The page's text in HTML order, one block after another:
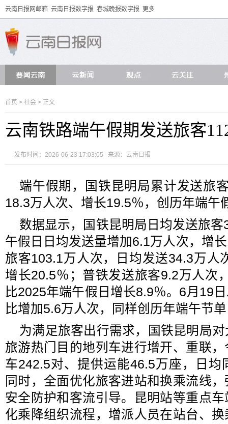
云南日报网邮箱 云南日报数字报 春城晚报数字报 更多
首页 > 社会 > 正文
云南铁路端午假期发送旅客
发布时间：2026-06-23 17:03:05 来源： 云南日报
端午假期，国铁昆明局累计发送旅
18.3万人次、增长19.5％，创历年端午
数据显示，国铁昆明局日均发送旅
午假日日均发送量增加6.1万人次，增
旅客103.1万人次，日均发送34.3万人
增长20.5％；普铁发送旅客9.2万人次
比2025年端午假日增长8.9％。6月19
比增加5.6万人次，同样创历年端午节
为满足旅客出行需求，国铁昆明局
旅游热门目的地列车进行增开、重联
车242.5对、提供运能46.5万座，日
同时，全面优化旅客进站和换乘流线
安全防护和客流引导。昆明站等重点
化乘降组织流程，增派人员在站台、